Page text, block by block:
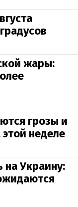
жары:
грозы и
неделе
Украину: